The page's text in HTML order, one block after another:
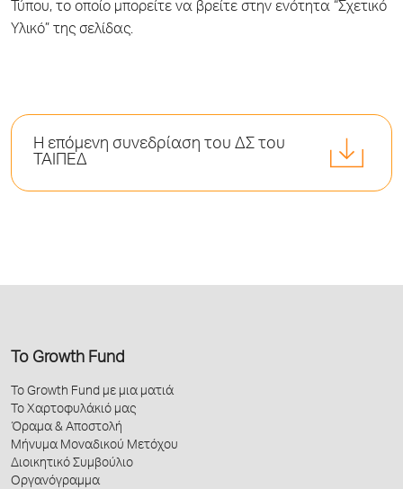
Τύπου, το οποίο μπορείτε να βρείτε στην ενότητα “Σχετικό
Υλικό” της σελίδας.
Η επόμενη συνεδρίαση του ΔΣ του
ΤΑΙΠΕΔ
Το Growth Fund
Το Growth Fund με μια ματιά
Το Χαρτοφυλάκιό μας
Όραμα & Αποστολή
Μήνυμα Μοναδικού Μετόχου
Διοικητικό Συμβούλιο
Οργανόγραμμα